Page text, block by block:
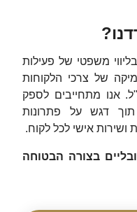
משפטי של פעילות
של צרכי הלקוחות
אנו מתחייבים לספק
דגש על פתרונות
ושירות אישי לכל לקוח.
בצורה הבטוחה